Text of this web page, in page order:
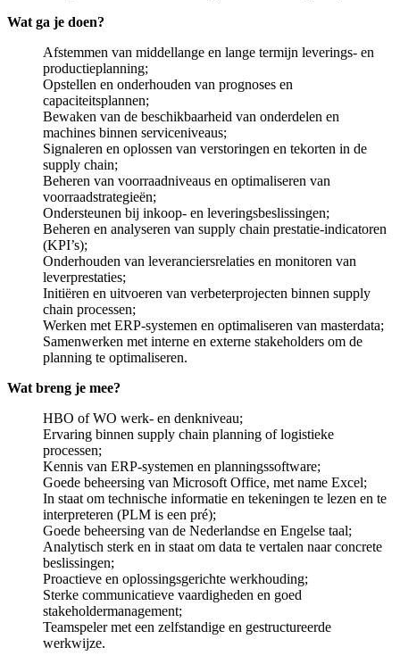
Wat ga je doen?
Afstemmen van middellange en lange termijn leverings- en
productieplanning;
Opstellen en onderhouden van prognoses en
capaciteitsplannen;
Bewaken van de beschikbaarheid van onderdelen en
machines binnen serviceniveaus;
Signaleren en oplossen van verstoringen en tekorten in de
supply chain;
Beheren van voorraadniveaus en optimaliseren van
voorraadstrategieën;
Ondersteunen bij inkoop- en leveringsbeslissingen;
Beheren en analyseren van supply chain prestatie-indicatoren
(KPI’s);
Onderhouden van leveranciersrelaties en monitoren van
leverprestaties;
Initiëren en uitvoeren van verbeterprojecten binnen supply
chain processen;
Werken met ERP-systemen en optimaliseren van masterdata;
Samenwerken met interne en externe stakeholders om de
planning te optimaliseren.
Wat breng je mee?
HBO of WO werk- en denkniveau;
Ervaring binnen supply chain planning of logistieke
processen;
Kennis van ERP-systemen en planningssoftware;
Goede beheersing van Microsoft Office, met name Excel;
In staat om technische informatie en tekeningen te lezen en te
interpreteren (PLM is een pré);
Goede beheersing van de Nederlandse en Engelse taal;
Analytisch sterk en in staat om data te vertalen naar concrete
beslissingen;
Proactieve en oplossingsgerichte werkhouding;
Sterke communicatieve vaardigheden en goed
stakeholdermanagement;
Teamspeler met een zelfstandige en gestructureerde
werkwijze.